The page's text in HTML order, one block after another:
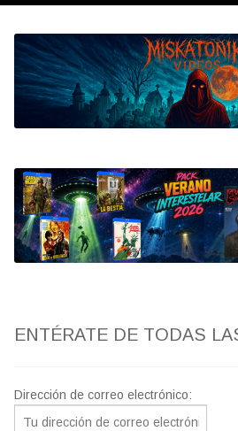
Clasificada S
artwork
Jesús Franco
Paul Naschy
ENTÉRATE DE TODAS
Dirección de correo electrónico: